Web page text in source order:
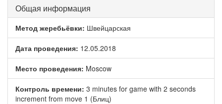
Общая информация
Метод жеребьёвки: Швейцарская
Дата проведения: 12.05.2018
Место проведения: Moscow
Контроль времени: 3 minutes for game with 2 seconds
increment from move 1 (Блиц)